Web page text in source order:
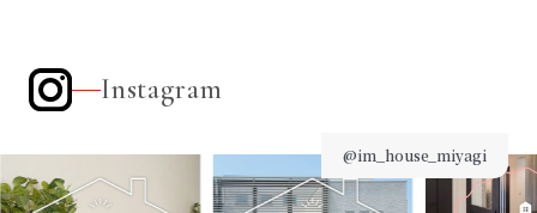
Instagram
@im_house_miyagi